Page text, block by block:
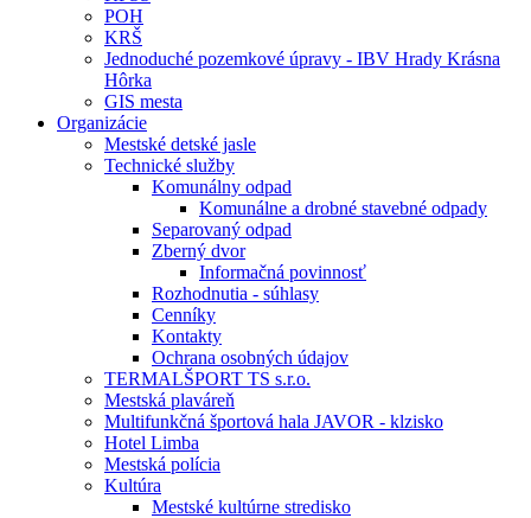
POH
KRŠ
Jednoduché pozemkové úpravy - IBV Hrady Krásna
Hôrka
GIS mesta
Organizácie
Mestské detské jasle
Technické služby
Komunálny odpad
Komunálne a drobné stavebné odpady
Separovaný odpad
Zberný dvor
Informačná povinnosť
Rozhodnutia - súhlasy
Cenníky
Kontakty
Ochrana osobných údajov
TERMALŠPORT TS s.r.o.
Mestská plaváreň
Multifunkčná športová hala JAVOR - klzisko
Hotel Limba
Mestská polícia
Kultúra
Mestské kultúrne stredisko